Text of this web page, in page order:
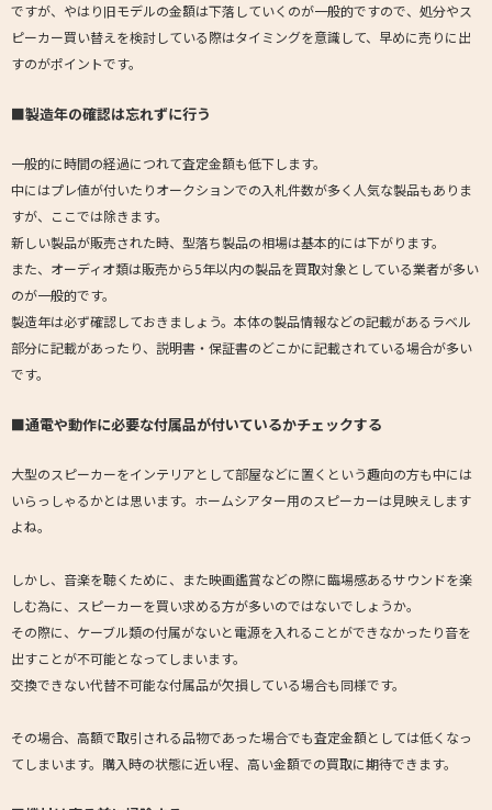
ですが、やはり旧モデルの金額は下落していくのが一般的ですので、処分やス
ピーカー買い替えを検討している際はタイミングを意識して、早めに売りに出
すのがポイントです。
■製造年の確認は忘れずに行う
一般的に時間の経過につれて査定金額も低下します。
中にはプレ値が付いたりオークションでの入札件数が多く人気な製品もありま
すが、ここでは除きます。
新しい製品が販売された時、型落ち製品の相場は基本的には下がります。
また、オーディオ類は販売から5年以内の製品を買取対象としている業者が多い
のが一般的です。
製造年は必ず確認しておきましょう。本体の製品情報などの記載があるラベル
部分に記載があったり、説明書・保証書のどこかに記載されている場合が多い
です。
■通電や動作に必要な付属品が付いているかチェックする
大型のスピーカーをインテリアとして部屋などに置くという趣向の方も中には
いらっしゃるかとは思います。ホームシアター用のスピーカーは見映えします
よね。
しかし、音楽を聴くために、また映画鑑賞などの際に臨場感あるサウンドを楽
しむ為に、スピーカーを買い求める方が多いのではないでしょうか。
その際に、ケーブル類の付属がないと電源を入れることができなかったり音を
出すことが不可能となってしまいます。
交換できない代替不可能な付属品が欠損している場合も同様です。
その場合、高額で取引される品物であった場合でも査定金額としては低くなっ
てしまいます。購入時の状態に近い程、高い金額での買取に期待できます。